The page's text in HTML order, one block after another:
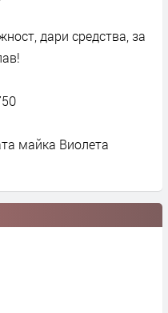
дари средства, за
майка Виолета